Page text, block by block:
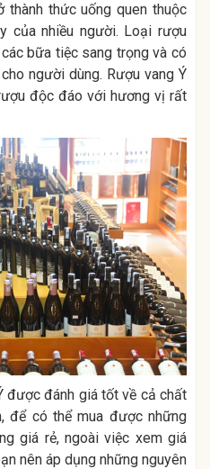
thành thức uống quen thuộc
của nhiều người. Loại rượu
bữa tiệc sang trọng và có
người dùng. Rượu vang Ý
độc đáo với hương vị rất
được đánh giá tốt về cả chất
để có thể mua được những
giá rẻ, ngoài việc xem giá
nên áp dụng những nguyên